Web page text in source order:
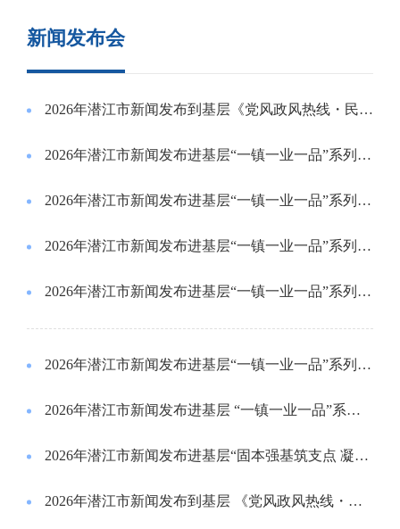
新闻发布会
2026年潜江市新闻发布到基层《党风政风热线・民生面对面》系列新闻发布会第三场
2026年潜江市新闻发布进基层“一镇一业一品”系列新闻发布会王场镇专场现场实录
2026年潜江市新闻发布进基层“一镇一业一品”系列新闻发布会周矶管理区专场现场实录
2026年潜江市新闻发布进基层“一镇一业一品”系列新闻发布会张金镇专场现场实录
2026年潜江市新闻发布进基层“一镇一业一品”系列新闻发布会广华寺街道专场现场实录
2026年潜江市新闻发布进基层“一镇一业一品”系列新闻发布会后湖管理区专场现场实录
2026年潜江市新闻发布进基层 “一镇一业一品”系列新闻发布会竹根滩镇专场现场实录
2026年潜江市新闻发布进基层“固本强基筑支点 凝心铸魂育新人”新闻发布会
2026年潜江市新闻发布到基层 《党风政风热线・民生面对面》系列新闻发布会第二场